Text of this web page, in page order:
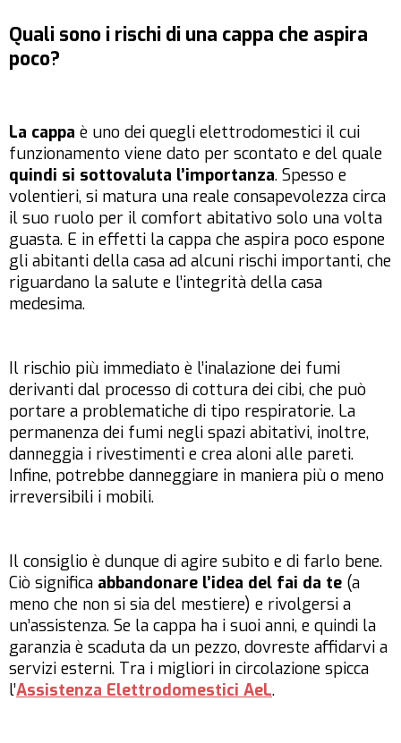
Quali sono i rischi di una cappa che aspira
poco?
La cappa è uno dei quegli elettrodomestici il cui
funzionamento viene dato per scontato e del quale
quindi si sottovaluta l’importanza. Spesso e
volentieri, si matura una reale consapevolezza circa
il suo ruolo per il comfort abitativo solo una volta
guasta. E in effetti la cappa che aspira poco espone
gli abitanti della casa ad alcuni rischi importanti, che
riguardano la salute e l’integrità della casa
medesima.
Il rischio più immediato è l’inalazione dei fumi
derivanti dal processo di cottura dei cibi, che può
portare a problematiche di tipo respiratorie. La
permanenza dei fumi negli spazi abitativi, inoltre,
danneggia i rivestimenti e crea aloni alle pareti.
Infine, potrebbe danneggiare in maniera più o meno
irreversibili i mobili.
Il consiglio è dunque di agire subito e di farlo bene.
Ciò significa abbandonare l’idea del fai da te (a
meno che non si sia del mestiere) e rivolgersi a
un’assistenza. Se la cappa ha i suoi anni, e quindi la
garanzia è scaduta da un pezzo, dovreste affidarvi a
servizi esterni. Tra i migliori in circolazione spicca
l’Assistenza Elettrodomestici AeL.